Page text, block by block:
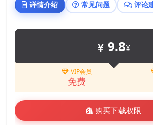
详情介绍 常见问题 评论
9.8¥
VIP会员
免费
购买下载权限